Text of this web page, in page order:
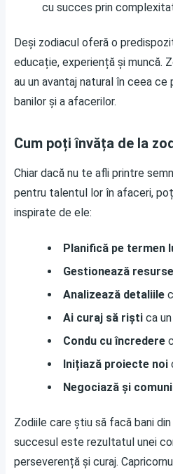
cu succes prin
Deși zodiacul oferă o
educație, experiență și muncă.
au un avantaj natural în ceea
banilor și a afacerilor.
Cum poți învăța de la
Chiar dacă nu te afli printre
pentru talentul lor în afaceri,
inspirate de ele:
Planifică pe termen
Gestionează
Analizează detaliile
Ai curaj să riști ca
Condu cu încredere
Inițiază proiecte noi
Negociază și
Zodiile care știu să facă bani
succesul este rezultatul unei
perseverență și curaj.